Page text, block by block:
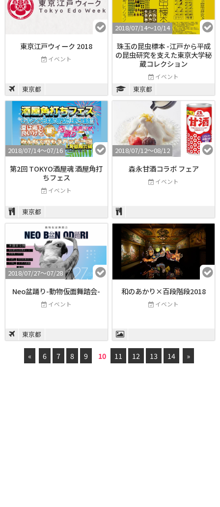
東京江戸ウィーク 2018
イベント
東京都
2018/07/14〜10/14
珠玉の昆虫標本 -江戸から平成
の昆虫研究を支えた東京大学秘
蔵コレクション
イベント
東京都
2018/07/14〜07/16
第2回 TOKYO酒屋魂 酒屋角打
ちフェス
イベント
東京都
2018/07/12〜08/12
森永甘酒コラボ フェア
イベント
2018/07/27〜07/28
Neo盆踊り-動物仮面舞踏会-
イベント
東京都
和のあかり×百段階段2018
イベント
« 6 7 8 9 10 11 12 13 14 »